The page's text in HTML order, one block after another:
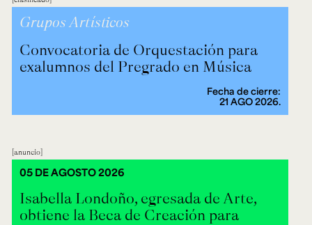
Grupos Artísticos
Convocatoria de Orquestación para
exalumnos del Pregrado en Música
Fecha de cierre:
21 AGO 2026.
anuncio
Isabella Londoño, egresada de Arte,
obtiene la Beca de Creación para
05 DE AGOSTO 2026